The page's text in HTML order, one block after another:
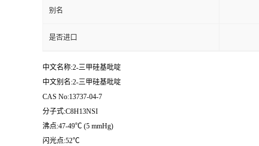
别名
是否进口
中文名称:2-三甲硅基吡啶
中文别名:2-三甲硅基吡啶
CAS No:13737-04-7
分子式:C8H13NSI
沸点:47-49℃ (5 mmHg)
闪光点:52℃